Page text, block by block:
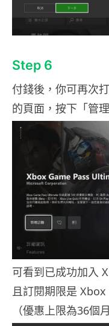
Step 6
付錢後，你可再次
的頁面，按下「管
可看到已成功加入
且訂閱期限是
（優惠上限為36個